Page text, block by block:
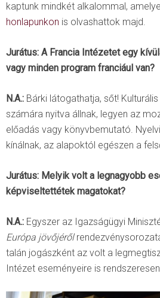
kaptunk mindkét alkalommal,
honlapunkon is olvashattok majd.
Jurátus: A Francia Intézetet egy
vagy minden program franciául van?
N.A.: Bárki látogathatja, sőt!
számára nyitva állnak, legyen az
előadás vagy könyvbemutató.
kínálnak, az alapoktól egészen a
Jurátus: Melyik volt a legnagyobb
képviseltettétek magatokat?
N.A.: Egyszer az Igazságügyi
Európa jövőjéről
talán jogászként az volt a
Intézet eseményeire is